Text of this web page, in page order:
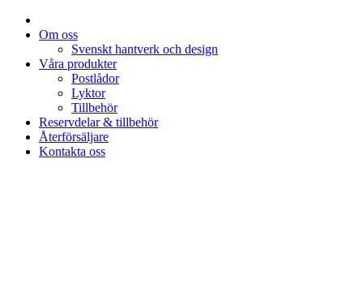
Om oss
Svenskt hantverk och design
Våra produkter
Postlådor
Lyktor
Tillbehör
Reservdelar & tillbehör
Återförsäljare
Kontakta oss